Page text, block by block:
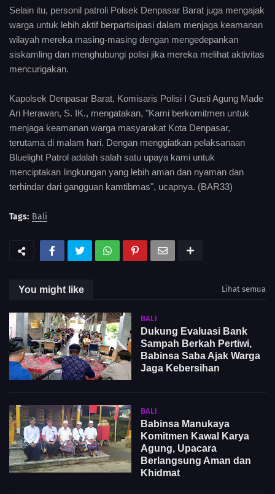
Selain itu, personil patroli Polsek Denpasar Barat juga mengajak
warga untuk lebih aktif berpartisipasi dalam menjaga keamanan
wilayah mereka masing-masing dengan mengedepankan
siskamling dan menghubungi polisi jika mereka melihat aktivitas
mencurigakan.
Kapolsek Denpasar Barat, Komisaris Polisi I Gusti Agung Made
Ari Herawan, S. IK., mengatakan, "Kami berkomitmen untuk
menjaga keamanan warga masyarakat Kota Denpasar,
terutama di malam hari. Dengan menggiatkan pelaksanaan
Bluelight Patrol adalah salah satu upaya kami untuk
menciptakan lingkungan yang lebih aman dan nyaman dan
terhindar dari gangguan kamtibmas", ucapnya. (BAR33)
Tags: Bali
You might like Lihat semua
BALI
Dukung Evaluasi Bank
Sampah Berkah Pertiwi,
Babinsa Saba Ajak Warga
Jaga Kebersihan
BALI
Babinsa Manukaya
Komitmen Kawal Karya
Agung, Upacara
Berlangsung Aman dan
Khidmat